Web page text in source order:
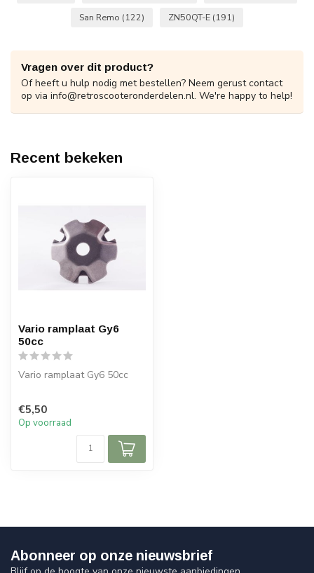
San Remo (122) ZN50QT-E (191)
Vragen over dit product?
Of heeft u hulp nodig met bestellen? Neem gerust contact
op via info@retroscooteronderdelen.nl. We're happy to help!
Recent bekeken
Vario ramplaat Gy6
50cc
Vario ramplaat Gy6 50cc
€5,50
Op voorraad
Abonneer op onze nieuwsbrief